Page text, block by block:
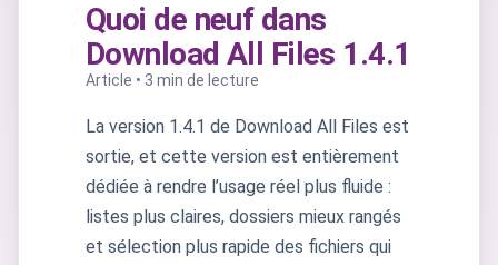
Quoi de neuf dans
Download All Files 1.4.1
Article • 3 min de lecture
La version 1.4.1 de Download All Files est
sortie, et cette version est entièrement
dédiée à rendre l’usage réel plus fluide :
listes plus claires, dossiers mieux rangés
et sélection plus rapide des fichiers qui